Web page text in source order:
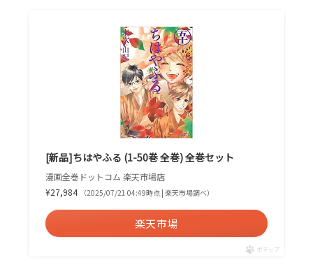
[新品]ちはやふる (1-50巻 全巻) 全巻セット
漫画全巻ドットコム 楽天市場店
¥27,984 （2025/07/21 04:49時点 | 楽天市場調べ）
楽天市場
ポチップ